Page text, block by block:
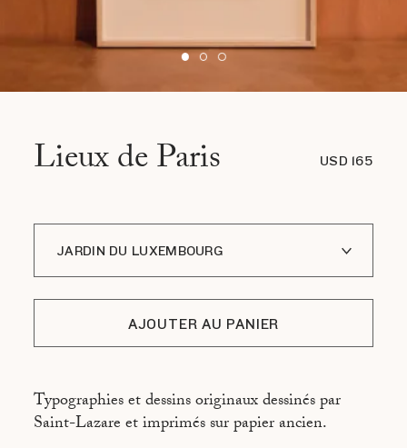
Lieux de Paris USD 165
JARDIN DU LUXEMBOURG
PLACE DE LA SORBONNE
MARCHÉ SAINT-GERMAIN
AJOUTER AU PANIER
Typographies et dessins originaux dessinés par
Saint-Lazare et imprimés sur papier ancien.